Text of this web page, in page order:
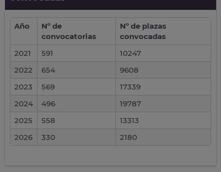
Año
Nº de
convocatorias
Nº de plazas
convocadas
2021
591
10247
2022
654
9608
2023
569
17339
2024
496
19787
2025
558
13313
2026
330 2180